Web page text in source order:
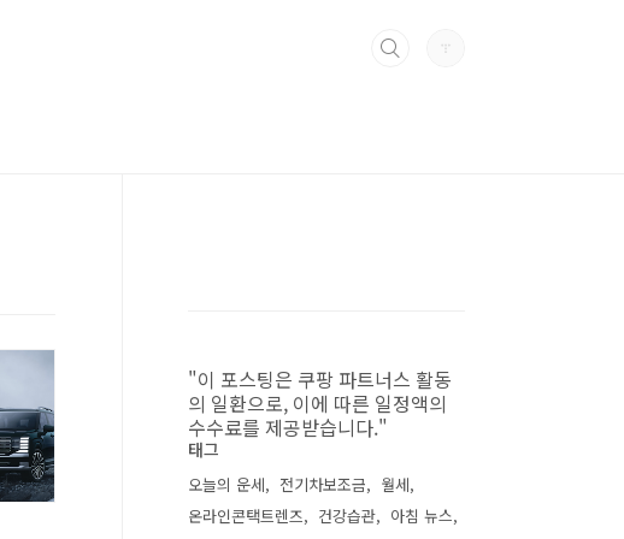
"이 포스팅은 쿠팡 파트너스 활동
의 일환으로, 이에 따른 일정액의
수수료를 제공받습니다."
태그
오늘의 운세 전기차보조금
월세
온라인콘택트렌즈
건강습관
아침 뉴스